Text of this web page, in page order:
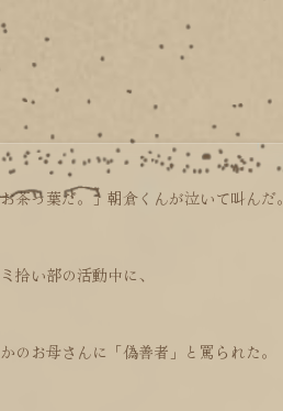
茶っ葉だ。」朝倉くんが泣いて叫んだ。
拾い部の活動中に、
のお母さんに「偽善者」と罵られた。